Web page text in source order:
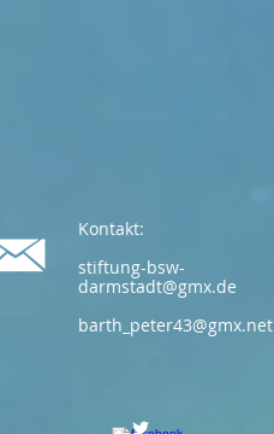
Kontakt:
stiftung-bsw-
darmstadt@gmx.de
barth_peter43@gmx.net